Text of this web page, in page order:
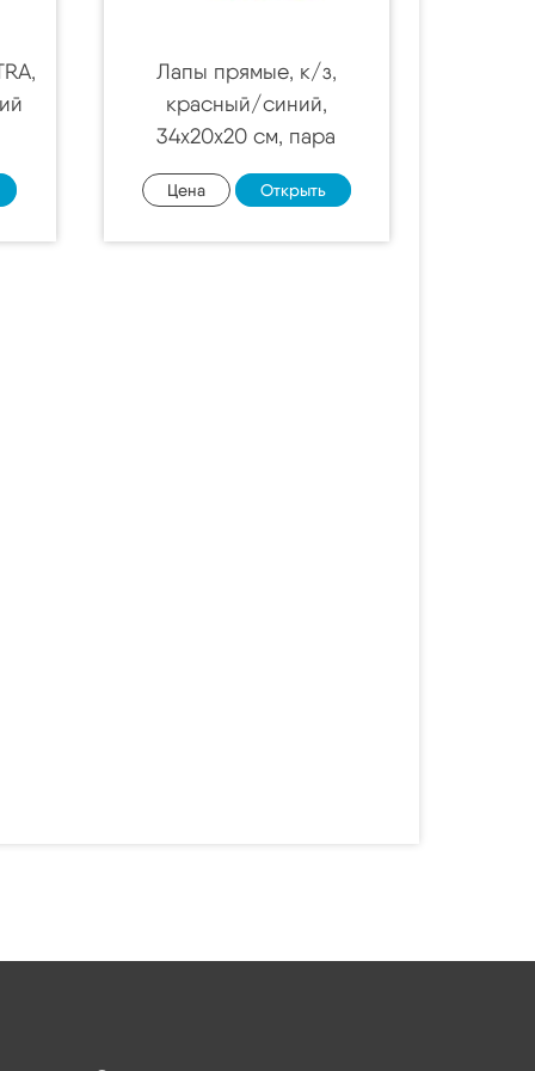
Лапы прямые, к/з,
красный/синий,
34х20х20 см, пара
Цена Открыть